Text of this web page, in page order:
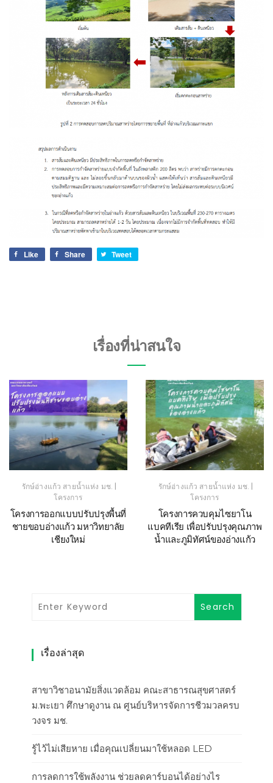
Like Share Tweet
เรื่องที่น่าสนใจ
รักษ์อ่างแก้ว สายน้ำแห่ง มช. |
โครงการ
โครงการออกแบบปรับปรุงพื้นที่
ชายขอบอ่างแก้ว มหาวิทยาลัย
เชียงใหม่
รักษ์อ่างแก้ว สายน้ำแห่ง มช. |
โครงการ
โครงการควบคุมไซยาโน
แบคทีเรีย เพื่อปรับปรุงคุณภาพ
น้ำและภูมิทัศน์ของอ่างแก้ว
เรื่องล่าสุด
สาขาวิชาอนามัยสิ่งแวดล้อม คณะสาธารณสุขศาสตร์
ม.พะเยา ศึกษาดูงาน ณ ศูนย์บริหารจัดการชีวมวลครบ
วงจร มช.
รู้ไว้ไม่เสียหาย เมื่อคุณเปลี่ยนมาใช้หลอด LED
การลดการใช้พลังงาน ช่วยลดคาร์บอนได้อย่างไร